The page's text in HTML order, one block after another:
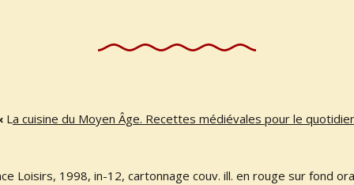
L a cuisine du Moyen Âge. Recettes médiévales pour le
Loisirs, 1998, in-12, cartonnage couv. ill. en rouge sur fond